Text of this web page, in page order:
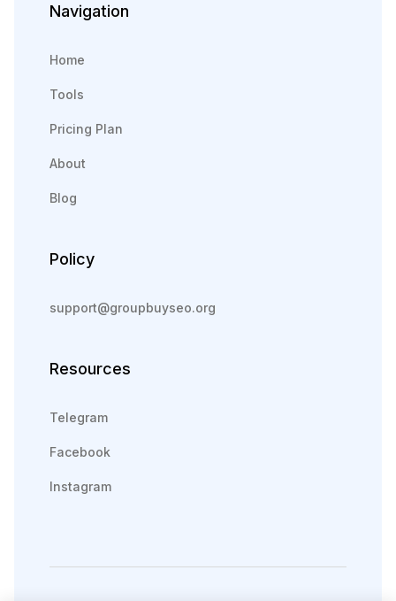
Navigation
Home
Tools
Pricing Plan
About
Blog
Policy
support@groupbuyseo.org
Resources
Telegram
Facebook
Instagram